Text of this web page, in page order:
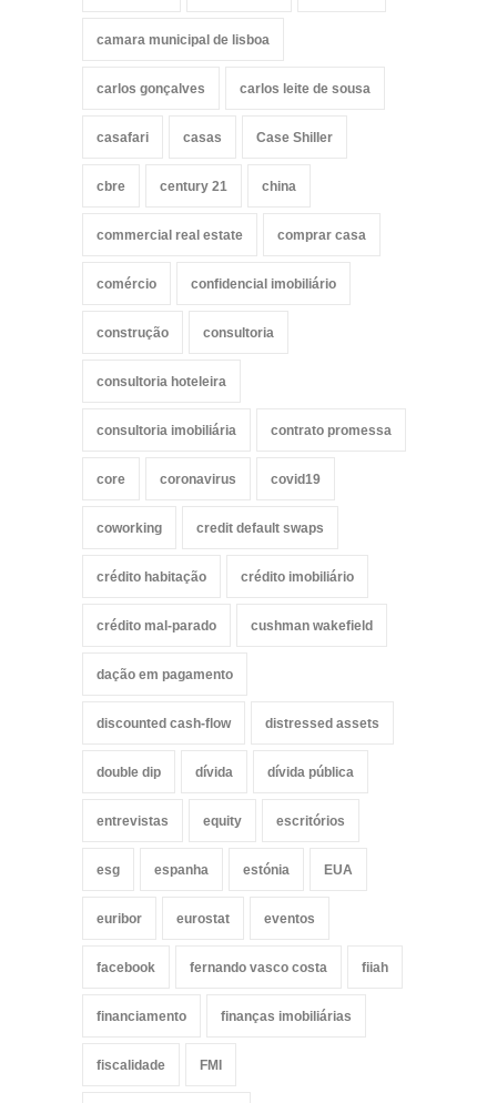
camara municipal de lisboa
carlos gonçalves carlos leite de sousa
casafari casas Case Shiller
cbre century 21 china
commercial real estate comprar casa
comércio confidencial imobiliário
construção consultoria
consultoria hoteleira
consultoria imobiliária contrato promessa
core coronavirus covid19
coworking credit default swaps
crédito habitação crédito imobiliário
crédito mal-parado cushman wakefield
dação em pagamento
discounted cash-flow distressed assets
double dip dívida dívida pública
entrevistas equity escritórios
esg espanha estónia EUA
euribor eurostat eventos
facebook fernando vasco costa fiiah
financiamento finanças imobiliárias
fiscalidade FMI